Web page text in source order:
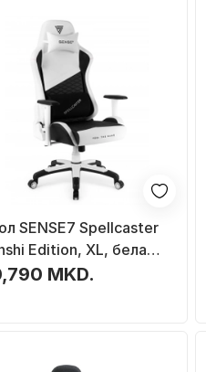
SENSE7 Spellcaster
Edition, XL, бела
MKD.